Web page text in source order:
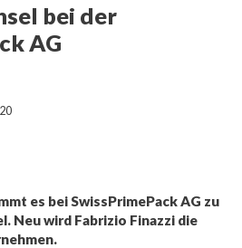
bei der
AG
es bei SwissPrimePack AG zu
Neu wird Fabrizio Finazzi die